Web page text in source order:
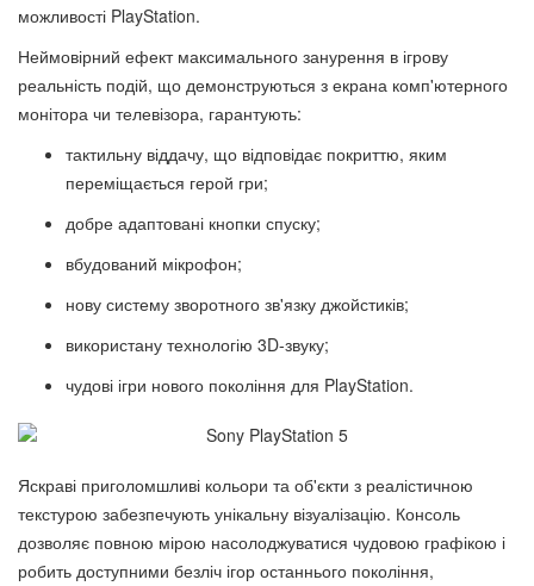
можливості PlayStation.
Неймовірний ефект максимального занурення в ігрову
реальність подій, що демонструються з екрана комп'ютерного
монітора чи телевізора, гарантують:
тактильну віддачу, що відповідає покриттю, яким
переміщається герой гри;
добре адаптовані кнопки спуску;
вбудований мікрофон;
нову систему зворотного зв'язку джойстиків;
використану технологію 3D-звуку;
чудові ігри нового покоління для PlayStation.
Яскраві приголомшливі кольори та об'єкти з реалістичною
текстурою забезпечують унікальну візуалізацію. Консоль
дозволяє повною мірою насолоджуватися чудовою графікою і
робить доступними безліч ігор останнього покоління,